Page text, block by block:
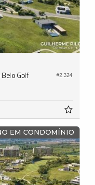
#2.324
Golf
EM CONDOMÍNIO